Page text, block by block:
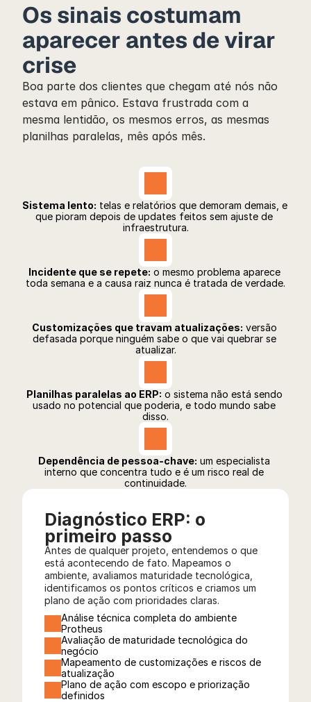
Os sinais costumam
aparecer antes de virar
crise
Boa parte dos clientes que chegam até nós não
estava em pânico. Estava frustrada com a
mesma lentidão, os mesmos erros, as mesmas
planilhas paralelas, mês após mês.
Sistema lento: telas e relatórios que demoram demais, e
que pioram depois de updates feitos sem ajuste de
infraestrutura.
Incidente que se repete: o mesmo problema aparece
toda semana e a causa raiz nunca é tratada de verdade.
Customizações que travam atualizações: versão
defasada porque ninguém sabe o que vai quebrar se
atualizar.
Planilhas paralelas ao ERP: o sistema não está sendo
usado no potencial que poderia, e todo mundo sabe
disso.
Dependência de pessoa-chave: um especialista
interno que concentra tudo e é um risco real de
continuidade.
Diagnóstico ERP: o
primeiro passo
Antes de qualquer projeto, entendemos o que
está acontecendo de fato. Mapeamos o
ambiente, avaliamos maturidade tecnológica,
identificamos os pontos críticos e criamos um
plano de ação com prioridades claras.
Análise técnica completa do ambiente
Protheus
Avaliação de maturidade tecnológica do
negócio
Mapeamento de customizações e riscos de
atualização
Plano de ação com escopo e priorização
definidos